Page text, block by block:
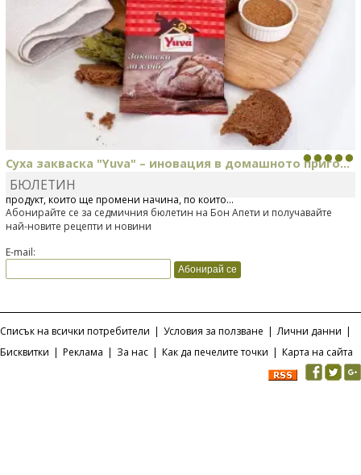
Суха закваска "Yuva" – иновация в домашното приго...
Отскоро Лесафр България стартира предлагането на изцяло нов
продукт, който ще промени начина, по който...
БЮЛЕТИН
Абонирайте се за седмичния бюлетин на Бон Апети и получавайте
най-новите рецепти и новини
E-mail:
Списък на всички потребители | Условия за ползване | Лични данни |
Бисквитки | Реклама | За нас | Как да печелите точки | Карта на сайта